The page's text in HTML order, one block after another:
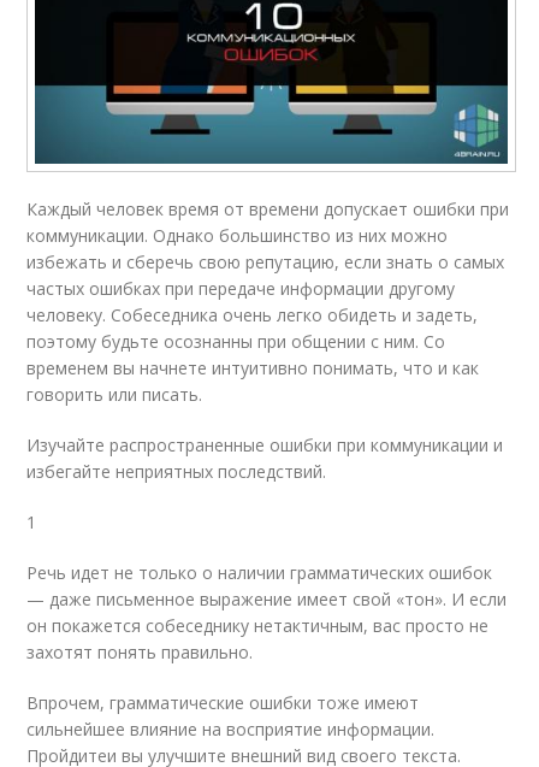
Каждый человек время от времени допускает ошибки при
коммуникации. Однако большинство из них можно
избежать и сберечь свою репутацию, если знать о самых
частых ошибках при передаче информации другому
человеку. Собеседника очень легко обидеть и задеть,
поэтому будьте осознанны при общении с ним. Со
временем вы начнете интуитивно понимать, что и как
говорить или писать.
Изучайте распространенные ошибки при коммуникации и
избегайте неприятных последствий.
1
Речь идет не только о наличии грамматических ошибок
— даже письменное выражение имеет свой «тон». И если
он покажется собеседнику нетактичным, вас просто не
захотят понять правильно.
Впрочем, грамматические ошибки тоже имеют
сильнейшее влияние на восприятие информации.
Пройдитеи вы улучшите внешний вид своего текста.